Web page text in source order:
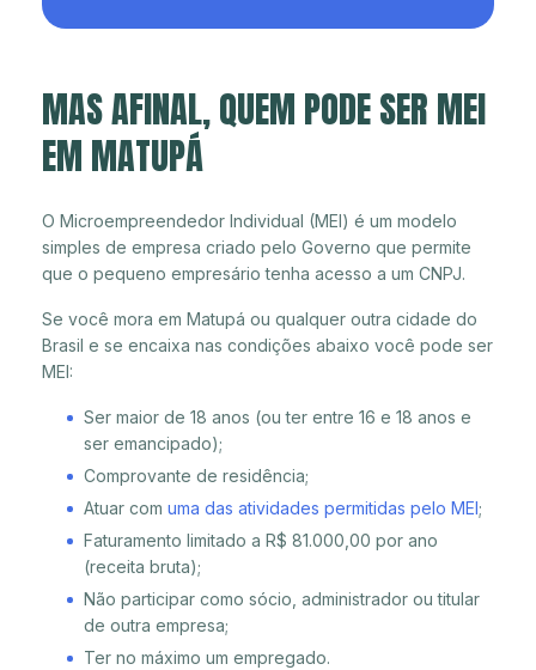
MAS AFINAL, QUEM PODE SER MEI
EM MATUPÁ
O Microempreendedor Individual (MEI) é um modelo
simples de empresa criado pelo Governo que permite
que o pequeno empresário tenha acesso a um CNPJ.
Se você mora em Matupá ou qualquer outra cidade do
Brasil e se encaixa nas condições abaixo você pode ser
MEI:
Ser maior de 18 anos (ou ter entre 16 e 18 anos e
ser emancipado);
Comprovante de residência;
Atuar com uma das atividades permitidas pelo MEI;
Faturamento limitado a R$ 81.000,00 por ano
(receita bruta);
Não participar como sócio, administrador ou titular
de outra empresa;
Ter no máximo um empregado.